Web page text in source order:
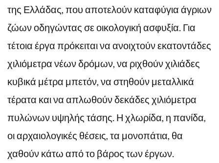
της Ελλάδας, που αποτελούν καταφύγια άγριων
ζώων οδηγώντας σε οικολογική ασφυξία. Για
τέτοια έργα πρόκειται να ανοιχτούν εκατοντάδες
χιλιόμετρα νέων δρόμων, να ριχθούν χιλιάδες
κυβικά μέτρα μπετόν, να στηθούν μεταλλικά
τέρατα και να απλωθούν δεκάδες χιλιόμετρα
πυλώνων υψηλής τάσης. Η χλωρίδα, η πανίδα,
οι αρχαιολογικές θέσεις, τα μονοπάτια, θα
χαθούν κάτω από το βάρος των έργων.